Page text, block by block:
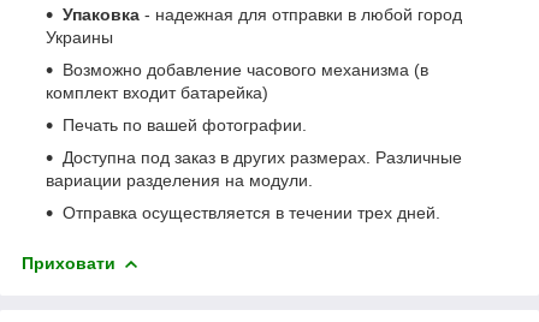
Упаковка - надежная для отправки в любой город
Украины
Возможно добавление часового механизма (в
комплект входит батарейка)
Печать по вашей фотографии.
Доступна под заказ в других размерах. Различные
вариации разделения на модули.
Отправка осуществляется в течении трех дней.
Приховати